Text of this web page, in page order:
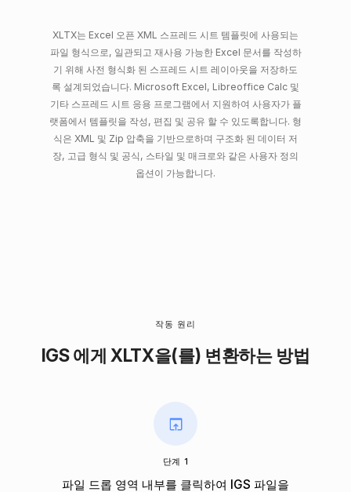
XLTX는 Excel 오픈 XML 스프레드 시트 템플릿에 사용되는
파일 형식으로, 일관되고 재사용 가능한 Excel 문서를 작성하
기 위해 사전 형식화 된 스프레드 시트 레이아웃을 저장하도
록 설계되었습니다. Microsoft Excel, Libreoffice Calc 및
기타 스프레드 시트 응용 프로그램에서 지원하여 사용자가 플
랫폼에서 템플릿을 작성, 편집 및 공유 할 수 있도록합니다. 형
식은 XML 및 Zip 압축을 기반으로하며 구조화 된 데이터 저
장, 고급 형식 및 공식, 스타일 및 매크로와 같은 사용자 정의
옵션이 가능합니다.
작동 원리
IGS 에게 XLTX을(를) 변환하는 방법
단계 1
파일 드롭 영역 내부를 클릭하여 IGS 파일을